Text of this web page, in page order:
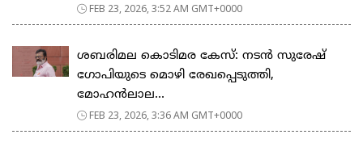
FEB 23, 2026, 3:52 AM GMT+0000
ശബരിമല കൊടിമര കേസ്: നടൻ സുരേഷ്
ഗോപിയുടെ മൊഴി രേഖപ്പെടുത്തി,
മോഹൻലാല...
FEB 23, 2026, 3:36 AM GMT+0000